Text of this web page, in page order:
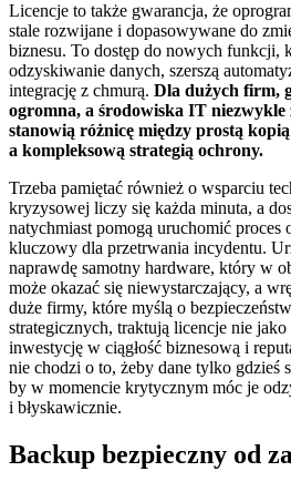
Licencje to także gwarancja, że
stale rozwijane i dopasowywane do
biznesu. To dostęp do nowych funkcji,
odzyskiwanie danych, szerszą
integrację z chmurą. Dla dużych firm,
ogromna, a środowiska IT niezwykle
stanowią różnicę między prostą
a kompleksową strategią ochrony.
Trzeba pamiętać również o wsparciu
kryzysowej liczy się każda minuta, a
natychmiast pomogą uruchomić proces
kluczowy dla przetrwania incydentu.
naprawdę samotny hardware, który w
może okazać się niewystarczający, a
duże firmy, które myślą o
strategicznych, traktują licencje nie
inwestycję w ciągłość biznesową i
nie chodzi o to, żeby dane tylko gdzieś
by w momencie krytycznym móc je
i błyskawicznie.
Backup bezpieczny od